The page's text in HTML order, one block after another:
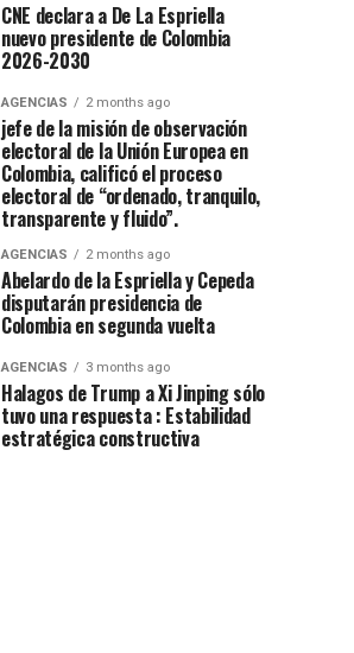
CNE declara a De La Espriella
nuevo presidente de Colombia
2026-2030
AGENCIAS 2 months ago
jefe de la misión de observación
electoral de la Unión Europea en
Colombia, calificó el proceso
electoral de “ordenado, tranquilo,
transparente y fluido”.
AGENCIAS 2 months ago
Abelardo de la Espriella y Cepeda
disputarán presidencia de
Colombia en segunda vuelta
AGENCIAS 3 months ago
Halagos de Trump a Xi Jinping sólo
tuvo una respuesta : Estabilidad
estratégica constructiva